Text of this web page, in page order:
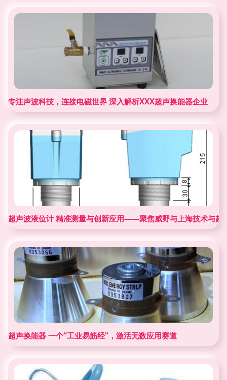
专注声波科技，连接电磁世界 深入解析XXX超声换能器企业
超声波液位计 精准测量与创新应用——聚焦威野与上海技术与超
超声换能器 一个“工业易筋经”，激活无数应用赛道